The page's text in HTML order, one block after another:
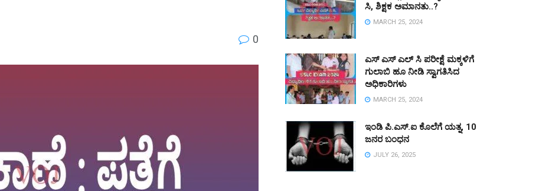
0
ಸಿ, ಶಿಕ್ಷಕ ಅಮಾನತು..?
MARCH 25, 2024
ಎಸ್ ಎಸ್ ಎಲ್ ಸಿ ಪರೀಕ್ಷೆ ಮಕ್ಕಳಿಗೆ
ಗುಲಾಬಿ ಹೂ ನೀಡಿ ಸ್ವಾಗತಿಸಿದ
ಅಧಿಕಾರಿಗಳು
MARCH 25, 2024
ಇಂಡಿ ಪಿ.ಎಸ್.ಐ ಕೊಲೆಗೆ ಯತ್ನ, 10
ಜನರ ಬಂಧನ
JULY 26, 2025